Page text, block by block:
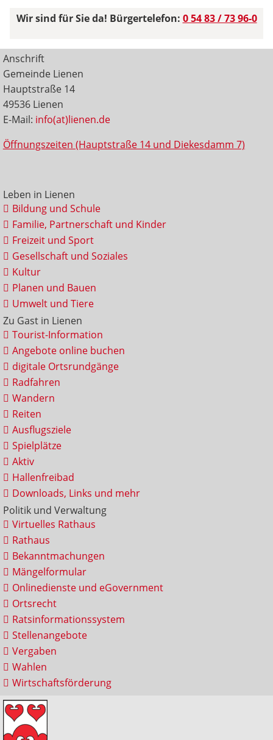
Wir sind für Sie da! Bürgertelefon: 0 54 83 / 73 96-0
Anschrift
Gemeinde Lienen
Hauptstraße 14
49536 Lienen
E-Mail: info(at)lienen.de
Öffnungszeiten (Hauptstraße 14 und Diekesdamm 7)
Leben in Lienen
Bildung und Schule
Familie, Partnerschaft und Kinder
Freizeit und Sport
Gesellschaft und Soziales
Kultur
Planen und Bauen
Umwelt und Tiere
Zu Gast in Lienen
Tourist-Information
Angebote online buchen
digitale Ortsrundgänge
Radfahren
Wandern
Reiten
Ausflugsziele
Spielplätze
Aktiv
Hallenfreibad
Downloads, Links und mehr
Politik und Verwaltung
Virtuelles Rathaus
Rathaus
Bekanntmachungen
Mängelformular
Onlinedienste und eGovernment
Ortsrecht
Ratsinformationssystem
Stellenangebote
Vergaben
Wahlen
Wirtschaftsförderung